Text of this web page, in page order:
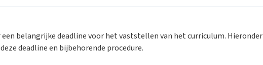
een belangrijke deadline voor het vaststellen van het curriculum. Hieronder
deadline en bijbehorende procedure.